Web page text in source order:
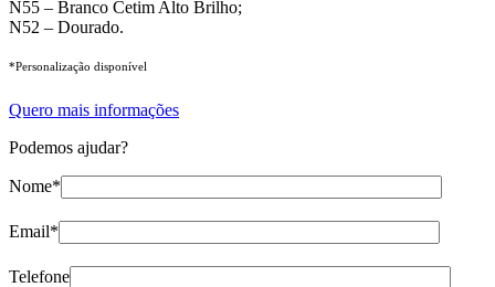
N55 – Branco Cetim Alto Brilho;
N52 – Dourado.
*Personalização disponível
Quero mais informações
Podemos ajudar?
Nome*
Email*
Telefone